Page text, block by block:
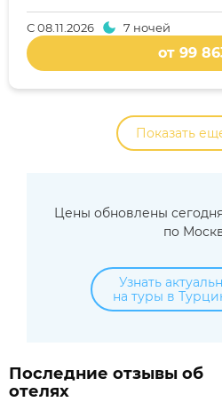
С08.11.2026 7 ночей
от 99
Показать
Цены обновлены
по
Узнать
на туры в
Последние отзывы об
отелях